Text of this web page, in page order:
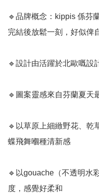
🔹品牌概念：kippis 係芬
完結後放鬆一刻，好似俾
🔹設計由活躍於北歐嘅設
🔹圖案靈感來自芬蘭夏天
🔹以草原上細緻野花、乾
蝶飛舞嗰種清新感
🔹以gouache（不透明水
度，感覺好柔和